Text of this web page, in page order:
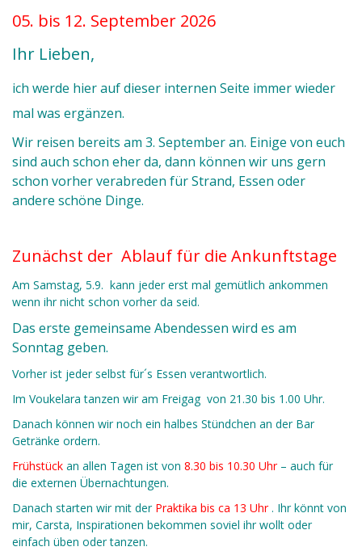
05. bis 12. September 2026
Ihr Lieben,
ich werde hier auf dieser internen Seite immer wieder
mal was ergänzen.
Wir reisen bereits am 3. September an. Einige von euch
sind auch schon eher da, dann können wir uns gern
schon vorher verabreden für Strand, Essen oder
andere schöne Dinge.
Zunächst der Ablauf für die Ankunftstage
Am Samstag, 5.9. kann jeder erst mal gemütlich ankommen
wenn ihr nicht schon vorher da seid.
Das erste gemeinsame Abendessen wird es am
Sonntag geben.
Vorher ist jeder selbst für´s Essen verantwortlich.
Im Voukelara tanzen wir am Freigag von 21.30 bis 1.00 Uhr.
Danach können wir noch ein halbes Stündchen an der Bar
Getränke ordern.
Frühstück an allen Tagen ist von 8.30 bis 10.30 Uhr– auch für
die externen Übernachtungen.
Danach starten wir mit der Praktika bis ca 13 Uhr. Ihr könnt von
mir, Carsta, Inspirationen bekommen soviel ihr wollt oder
einfach üben oder tanzen.